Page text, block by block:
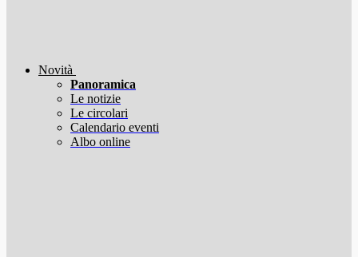
Novità
Panoramica
Le notizie
Le circolari
Calendario eventi
Albo online